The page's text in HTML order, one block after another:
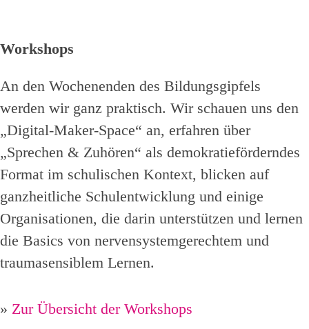
Workshops
An den Wochenenden des Bildungsgipfels
werden wir ganz praktisch. Wir schauen uns den
„Digital-Maker-Space“ an, erfahren über
„Sprechen & Zuhören“ als demokratieförderndes
Format im schulischen Kontext, blicken auf
ganzheitliche Schulentwicklung und einige
Organisationen, die darin unterstützen und lernen
die Basics von nervensystemgerechtem und
traumasensiblem Lernen.
» Zur Übersicht der Workshops